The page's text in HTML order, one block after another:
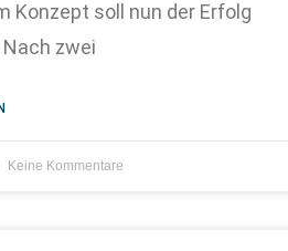
Konzept soll nun der Erfolg
zwei
Keine Kommentare